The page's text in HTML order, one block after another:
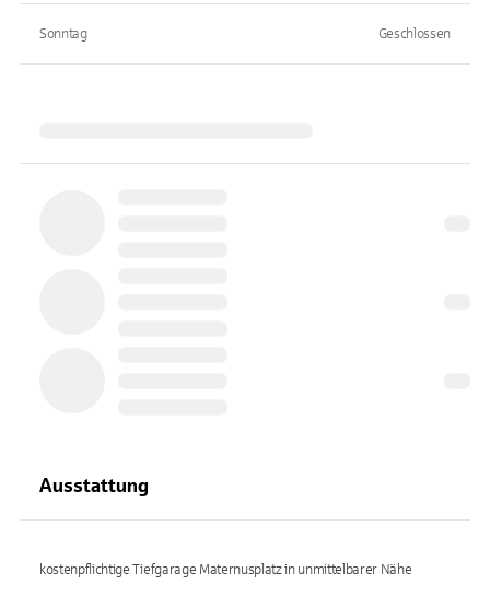
Sonntag Geschlossen
Ausstattung
kostenpflichtige Tiefgarage Maternusplatz in unmittelbarer Nähe